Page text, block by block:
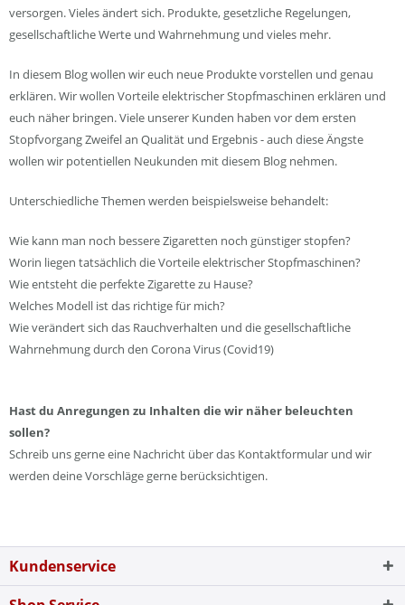
versorgen. Vieles ändert sich. Produkte, gesetzliche Regelungen,
gesellschaftliche Werte und Wahrnehmung und vieles mehr.
In diesem Blog wollen wir euch neue Produkte vorstellen und genau
erklären. Wir wollen Vorteile elektrischer Stopfmaschinen erklären und
euch näher bringen. Viele unserer Kunden haben vor dem ersten
Stopfvorgang Zweifel an Qualität und Ergebnis - auch diese Ängste
wollen wir potentiellen Neukunden mit diesem Blog nehmen.
Unterschiedliche Themen werden beispielsweise behandelt:
Wie kann man noch bessere Zigaretten noch günstiger stopfen?
Worin liegen tatsächlich die Vorteile elektrischer Stopfmaschinen?
Wie entsteht die perfekte Zigarette zu Hause?
Welches Modell ist das richtige für mich?
Wie verändert sich das Rauchverhalten und die gesellschaftliche
Wahrnehmung durch den Corona Virus (Covid19)
Hast du Anregungen zu Inhalten die wir näher beleuchten
sollen?
Schreib uns gerne eine Nachricht über das Kontaktformular und wir
werden deine Vorschläge gerne berücksichtigen.
Kundenservice